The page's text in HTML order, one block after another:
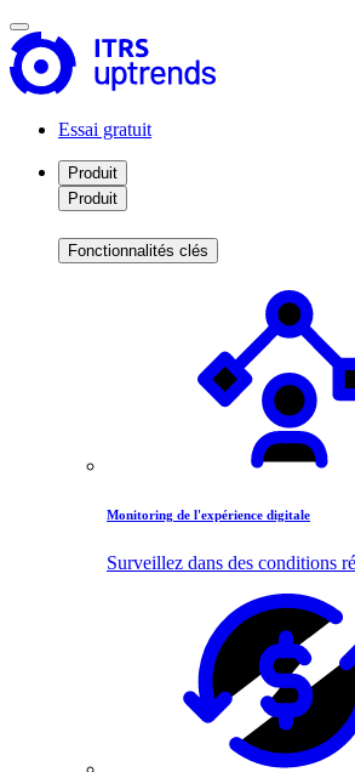
Essai gratuit
Produit
Produit
Fonctionnalités clés
Monitoring de l'expérience digitale
Surveillez dans des conditions